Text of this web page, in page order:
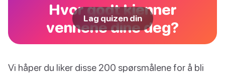
Hvor godt kjenner
vennene dine deg?
Lag quizen din
Vi håper du liker disse 200 spørsmålene for å bli